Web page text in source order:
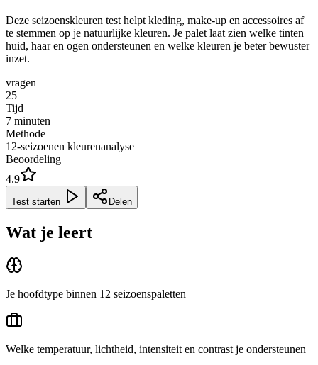
Deze seizoenskleuren test helpt kleding, make-up en accessoires af
te stemmen op je natuurlijke kleuren. Je palet laat zien welke tinten
huid, haar en ogen ondersteunen en welke kleuren je beter bewuster
inzet.
vragen
25
Tijd
7 minuten
Methode
12-seizoenen kleurenanalyse
Beoordeling
4.9
Test starten Delen
Wat je leert
Je hoofdtype binnen 12 seizoenspaletten
Welke temperatuur, lichtheid, intensiteit en contrast je ondersteunen